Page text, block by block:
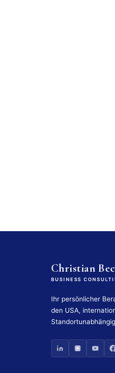
Christian
BUSINESS
Ihr persönlicher
den USA,